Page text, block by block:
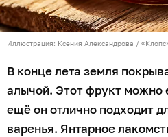
Иллюстрация: Ксения Александрова /
В конце лета земля
алычой. Этот фрукт можно
ещё он отлично подходит
варенья. Янтарное